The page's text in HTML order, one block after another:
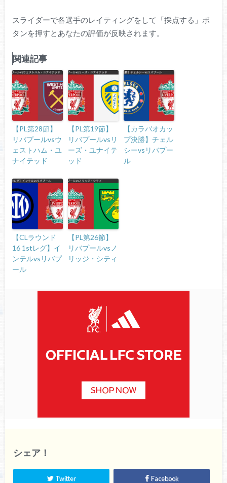
スライダーで各選手のレイティングをして「採点する」ボ
タンを押すとあなたの評価が反映されます。
関連記事
【PL第28節】
リバプールvsウ
ェストハム・ユ
ナイテッド
【PL第19節】
リバプールvsリ
ーズ・ユナイテ
ッド
【カラバオカッ
プ決勝】チェル
シーvsリバプー
ル
【CLラウンド
16 1stレグ】イ
ンテルvsリバプ
ール
【PL第26節】
リバプールvsノ
リッジ・シティ
シェア！
Twitter Facebook